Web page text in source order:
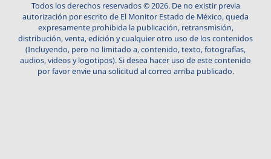
Todos los derechos reservados © 2026. De no existir previa
autorización por escrito de El Monitor Estado de México, queda
expresamente prohibida la publicación, retransmisión,
distribución, venta, edición y cualquier otro uso de los contenidos
(Incluyendo, pero no limitado a, contenido, texto, fotografías,
audios, videos y logotipos). Si desea hacer uso de este contenido
por favor envie una solicitud al correo arriba publicado.